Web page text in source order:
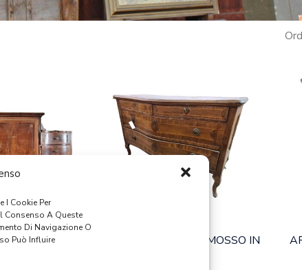
I Cookie Per
Consenso A Queste
Di Navigazione O
Può Influire
ALZATA DA
IN NOCE
ART 0931 – COMÃ² MOSSO IN